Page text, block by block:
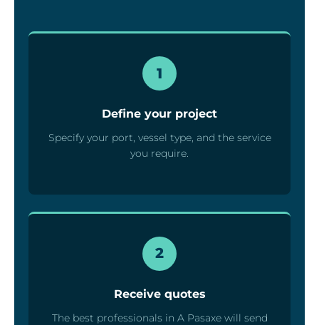
1
Define your project
Specify your port, vessel type, and the service
you require.
2
Receive quotes
The best professionals in A Pasaxe will send